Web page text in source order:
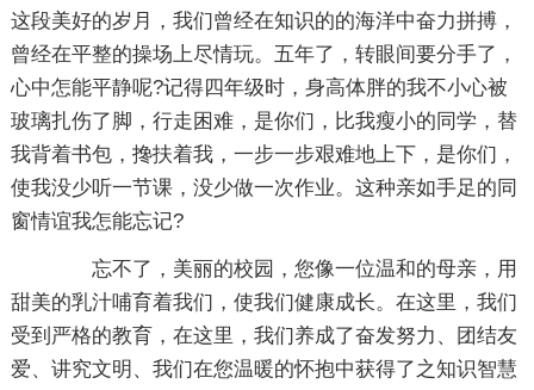
这段美好的岁月，我们曾经在知识的的海洋中奋力拼搏，
曾经在平整的操场上尽情玩。五年了，转眼间要分手了，
心中怎能平静呢?记得四年级时，身高体胖的我不小心被
玻璃扎伤了脚，行走困难，是你们，比我瘦小的同学，替
我背着书包，搀扶着我，一步一步艰难地上下，是你们，
使我没少听一节课，没少做一次作业。这种亲如手足的同
窗情谊我怎能忘记?
忘不了，美丽的校园，您像一位温和的母亲，用
甜美的乳汁哺育着我们，使我们健康成长。在这里，我们
受到严格的教育，在这里，我们养成了奋发努力、团结友
爱、讲究文明、我们在您温暖的怀抱中获得了之知识智慧